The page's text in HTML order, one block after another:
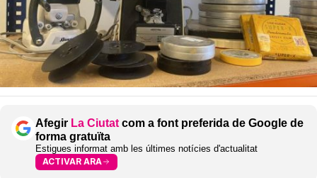
Afegir La Ciutat com a font preferida de Google de
forma gratuïta
Estigues informat amb les últimes notícies d'actualitat
ACTIVAR ARA